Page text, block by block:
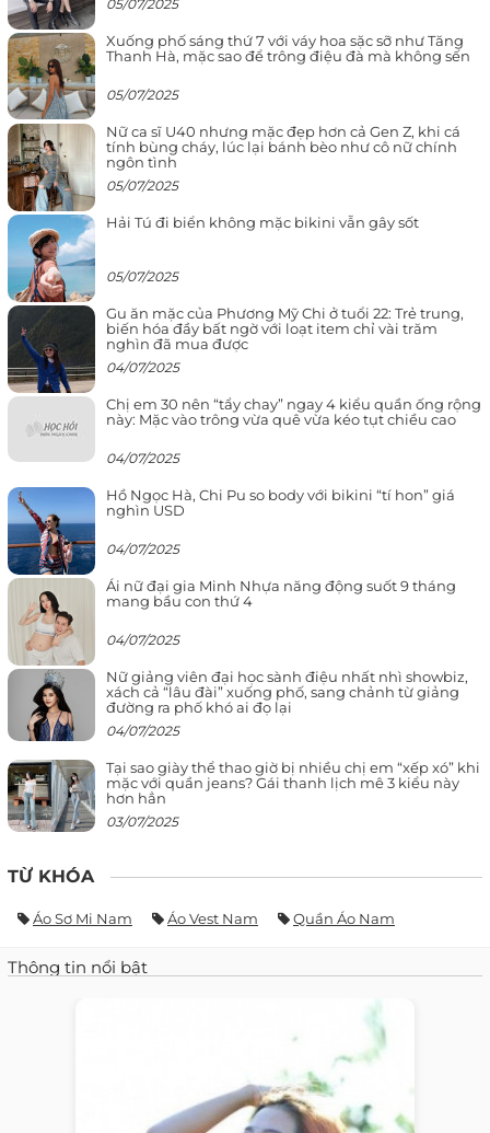
05/07/2025
Xuống phố sáng thứ 7 với váy hoa sặc sỡ như Tăng
Thanh Hà, mặc sao để trông điệu đà mà không sến
05/07/2025
Nữ ca sĩ U40 nhưng mặc đẹp hơn cả Gen Z, khi cá
tính bùng cháy, lúc lại bánh bèo như cô nữ chính
ngôn tình
05/07/2025
Hải Tú đi biển không mặc bikini vẫn gây sốt
05/07/2025
Gu ăn mặc của Phương Mỹ Chi ở tuổi 22: Trẻ trung,
biến hóa đầy bất ngờ với loạt item chỉ vài trăm
nghìn đã mua được
04/07/2025
Chị em 30 nên “tẩy chay” ngay 4 kiểu quần ống rộng
này: Mặc vào trông vừa quê vừa kéo tụt chiều cao
04/07/2025
Hồ Ngọc Hà, Chi Pu so body với bikini “tí hon” giá
nghìn USD
04/07/2025
Ái nữ đại gia Minh Nhựa năng động suốt 9 tháng
mang bầu con thứ 4
04/07/2025
Nữ giảng viên đại học sành điệu nhất nhì showbiz,
xách cả “lâu đài” xuống phố, sang chảnh từ giảng
đường ra phố khó ai đọ lại
04/07/2025
Tại sao giày thể thao giờ bị nhiều chị em “xếp xó” khi
mặc với quần jeans? Gái thanh lịch mê 3 kiểu này
hơn hẳn
03/07/2025
TỪ KHÓA
Áo Sơ Mi Nam Áo Vest Nam Quần Áo Nam
Thông tin nổi bật